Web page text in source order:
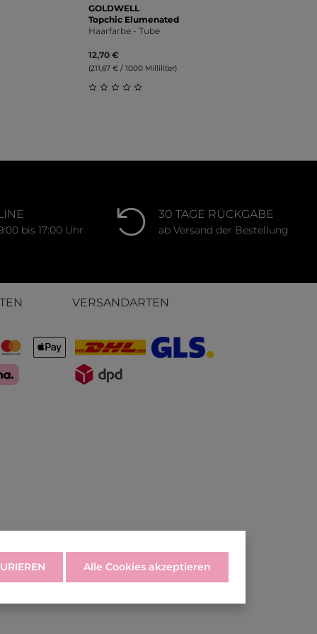
GOLDWELL
Topchic Elumenated
Haarfarbe - Tube
12,70 €
(211,67 € / 1000 Milliliter)
bis 17:00 Uhr
30 TAGE RÜCKGABE
ab Versand der Bestellung
VERSANDARTEN
Alle Cookies akzeptieren